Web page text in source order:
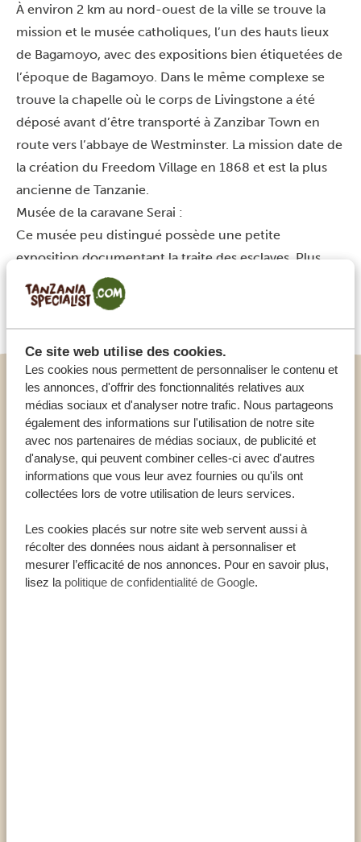
Ce site web utilise des cookies.
Les cookies nous permettent de personnaliser le contenu et
les annonces, d'offrir des fonctionnalités relatives aux
médias sociaux et d'analyser notre trafic. Nous partageons
également des informations sur l'utilisation de notre site
avec nos partenaires de médias sociaux, de publicité et
d'analyse, qui peuvent combiner celles-ci avec d'autres
informations que vous leur avez fournies ou qu'ils ont
collectées lors de votre utilisation de leurs services.
Les cookies placés sur notre site web servent aussi à
récolter des données nous aidant à personnaliser et
mesurer l’efficacité de nos annonces. Pour en savoir plus,
lisez la politique de confidentialité de Google.
À environ 2 km au nord-ouest de la ville se trouve la
mission et le musée catholiques, l’un des hauts lieux
de Bagamoyo, avec des expositions bien étiquetées de
l’époque de Bagamoyo. Dans le même complexe se
trouve la chapelle où le corps de Livingstone a été
déposé avant d’être transporté à Zanzibar Town en
route vers l’abbaye de Westminster. La mission date de
la création du Freedom Village en 1868 et est la plus
ancienne de Tanzanie.
Musée de la caravane Serai :
Ce musée peu distingué possède une petite
exposition documentant la traite des esclaves. Plus
intéressant que le musée actuel est le site sur lequel il
est construit, qui était autrefois le point de départ des
caravanes d’esclaves et de commerce vers l’intérieur.
La ville de Bagamoyo est une ancienne colonie et
était autrefois l’un des plus importants ports
commerciaux de la côte d’Afrique de l’Est. Les
marchandises échangées étaient d’abord le
poisson, le sel et le caoutchouc, puis, dans la
première moitié du XIXe siècle, l’ivoire et les
vestiges de deux mosquées et de 30 tombes du
13ème siècle.
FAITS CONCERNANT BAGAMOYO
fondée à la fin du XVIIIe siècle